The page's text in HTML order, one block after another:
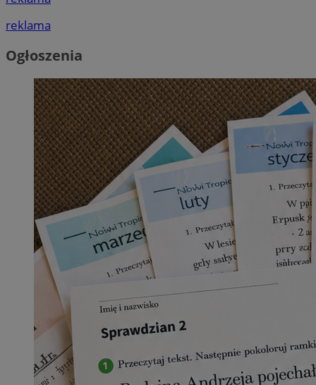
reklama
Ogłoszenia